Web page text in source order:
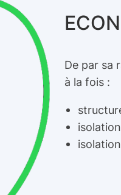
De par sa
à la fois :